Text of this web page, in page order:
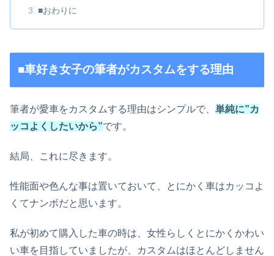
■おわりに
■車好き女子の筆者がカスタムをする理由
筆者が愛車をカスタムする理由はシンプルで、 単純に”カ
ッコよくしたいから”です。
結局、これに尽きます。
性能面や色んな事は置いておいて、とにかく車はカッコよ
くてナンボだと思います。
私が初めて購入した車の時は、女性らしくとにかくかわい
い車を目指していましたが、カスタムはほとんどしません